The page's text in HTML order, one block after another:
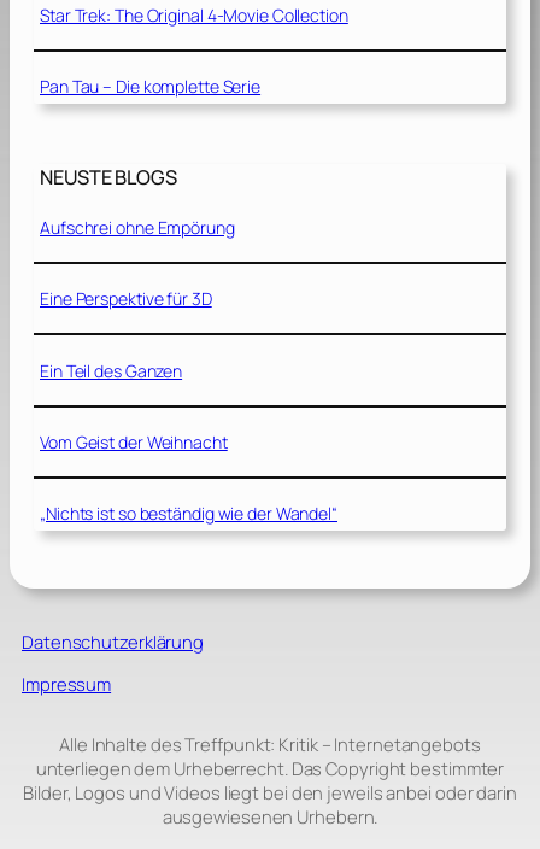
Star Trek: The Original 4-Movie Collection
Pan Tau – Die komplette Serie
NEUSTE BLOGS
Aufschrei ohne Empörung
Eine Perspektive für 3D
Ein Teil des Ganzen
Vom Geist der Weihnacht
„Nichts ist so beständig wie der Wandel“
Datenschutzerklärung
Impressum
Alle Inhalte des Treffpunkt: Kritik – Internetangebots
unterliegen dem Urheberrecht. Das Copyright bestimmter
Bilder, Logos und Videos liegt bei den jeweils anbei oder darin
ausgewiesenen Urhebern.